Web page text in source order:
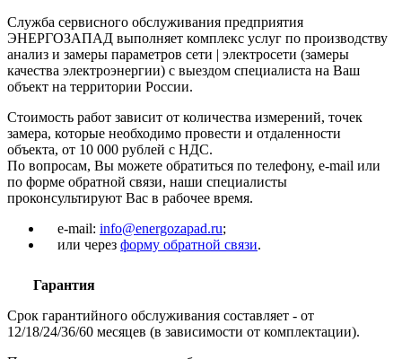
Служба сервисного обслуживания предприятия
ЭНЕРГОЗАПАД выполняет комплекс услуг по производству
анализ и замеры параметров сети | электросети (замеры
качества электроэнергии) с выездом специалиста на Ваш
объект на территории России.
Стоимость работ зависит от количества измерений, точек
замера, которые необходимо провести и отдаленности
объекта, от 10 000 рублей с НДС.
По вопросам, Вы можете обратиться по телефону, e-mail или
по форме обратной связи, наши специалисты
проконсультируют Вас в рабочее время.
e-mail: info@energozapad.ru;
или через форму обратной связи.
Гарантия
Срок гарантийного обслуживания составляет - от
12/18/24/36/60 месяцев (в зависимости от комплектации).